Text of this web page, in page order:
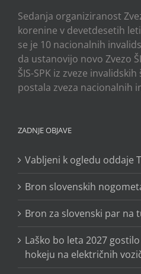
Sedanja organiziranost
korenine v devetdesetih
se je 10 nacionalnih
da ustanovijo novo Zvezo
ŠIS-SPK iz zveze
postala zveza nacionalnih
ZADNJE OBJAVE
Vabljeni k ogledu oddaje
Bron slovenskih
Bron za slovenski par na
Laško bo leta 2027
hokeju na električnih